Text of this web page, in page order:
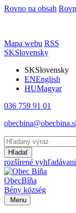
Rovno na obsah
Mapa webu RSS
SKSlovensky
SKSlovensky
ENEnglish
HUMagyar
036 759 91 01
Hľadať
rozšírené
ObecBíňa
Bény község
Menu